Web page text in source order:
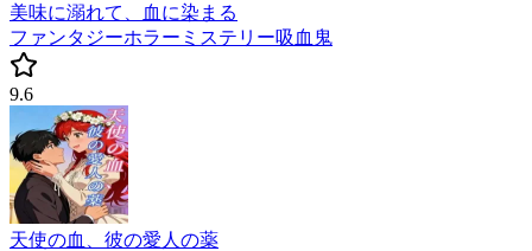
美味に溺れて、血に染まる
ファンタジーホラー ミステリー吸血鬼
9.6
天使の血、彼の愛人の薬